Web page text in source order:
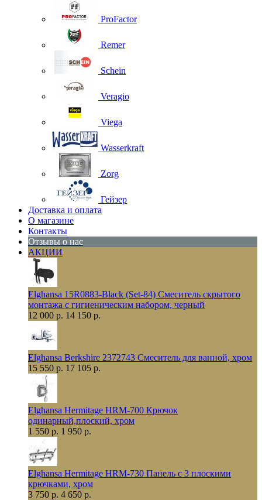
ProFactor
Remer
Schein
Veragio
Viega
Wasserkraft
Zorg
Гейзер
Доставка и оплата
О магазине
Контакты
Отзывы о нас
АКЦИИ
Elghansa 15R0883-Black (Set-84) Смеситель скрытого
монтажа с гигиеническим набором, черный
12 000 р. 14 150 р.
Elghansa Berkshire 2372743 Смеситель для ванной, хром
15 550 р. 17 105 р.
Elghansa Hermitage HRM-700 Крючок
одинарный,плоский, хром
1 550 р. 1 950 р.
Elghansa Hermitage HRM-730 Панель с 3 плоскими
крючками, хром
3 750 р. 4 650 р.